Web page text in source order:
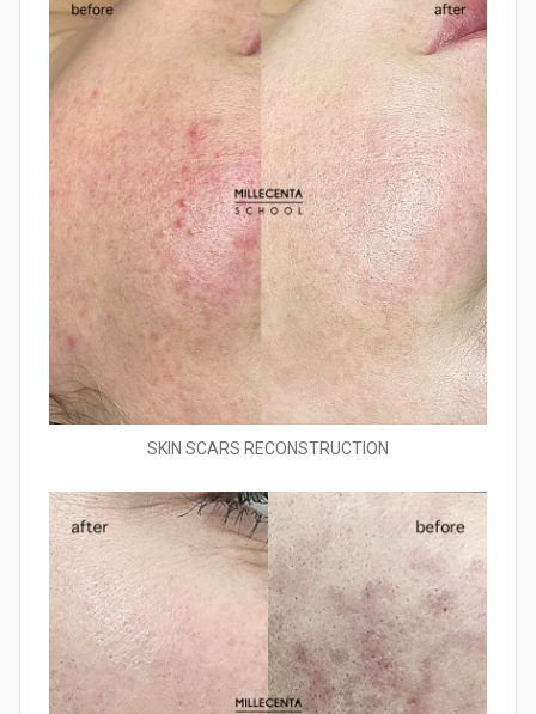
SKIN SCARS RECONSTRUCTION